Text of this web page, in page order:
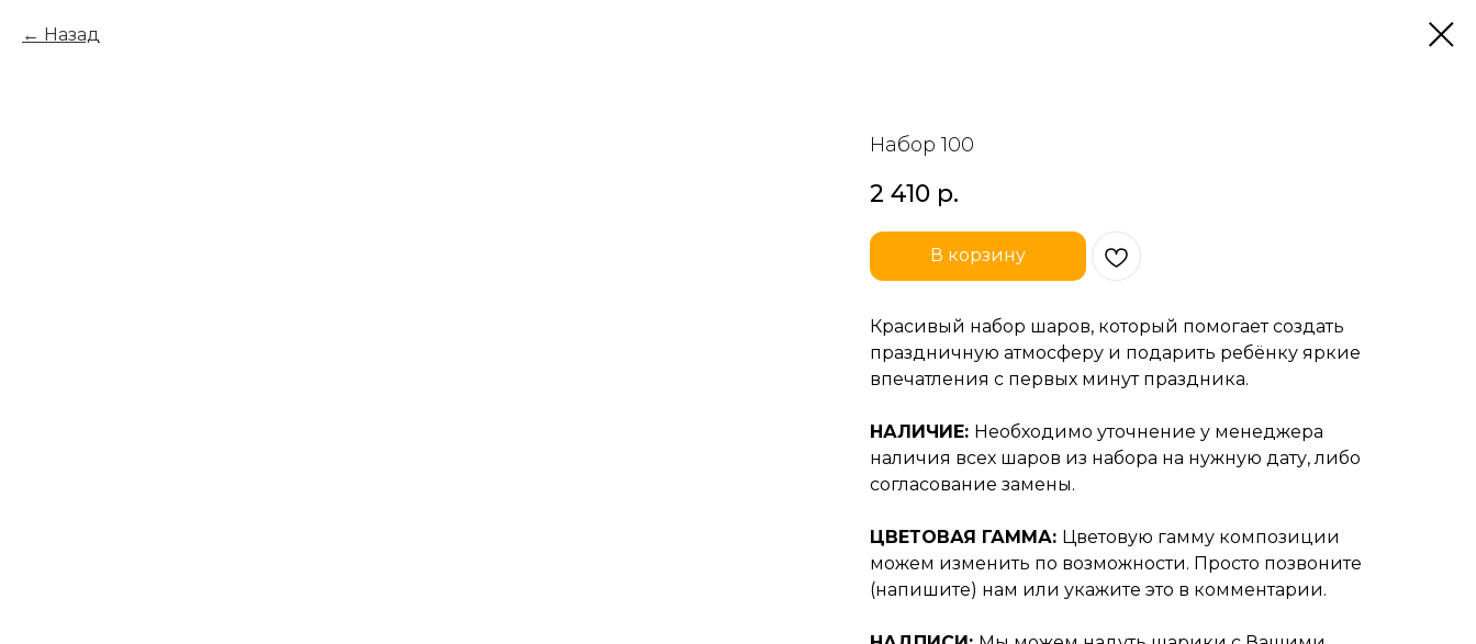
Назад
Набор 100
2 410 р.
В корзину
Красивый набор шаров, который помогает создать
праздничную атмосферу и подарить ребёнку яркие
впечатления с первых минут праздника.
НАЛИЧИЕ: Необходимо уточнение у менеджера
наличия всех шаров из набора на нужную дату, либо
согласование замены.
ЦВЕТОВАЯ ГАММА: Цветовую гамму композиции
можем изменить по возможности. Просто позвоните
(напишите) нам или укажите это в комментарии.